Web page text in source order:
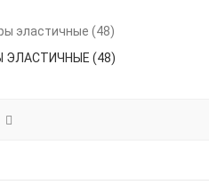
ЭЛАСТИЧНЫЕ (48)